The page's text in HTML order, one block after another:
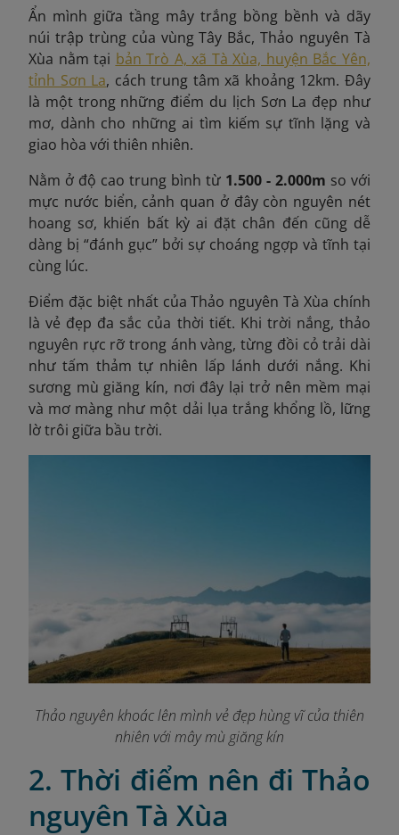
Ẩn mình giữa tầng mây trắng bồng bềnh và dãy
núi trập trùng của vùng Tây Bắc, Thảo nguyên Tà
Xùa nằm tại bản Trò A, xã Tà Xùa, huyện Bắc Yên,
tỉnh Sơn La, cách trung tâm xã khoảng 12km. Đây
là một trong những điểm du lịch Sơn La đẹp như
mơ, dành cho những ai tìm kiếm sự tĩnh lặng và
giao hòa với thiên nhiên.
Nằm ở độ cao trung bình từ 1.500 - 2.000m so với
mực nước biển, cảnh quan ở đây còn nguyên nét
hoang sơ, khiến bất kỳ ai đặt chân đến cũng dễ
dàng bị “đánh gục” bởi sự choáng ngợp và tĩnh tại
cùng lúc.
Điểm đặc biệt nhất của Thảo nguyên Tà Xùa chính
là vẻ đẹp đa sắc của thời tiết. Khi trời nắng, thảo
nguyên rực rỡ trong ánh vàng, từng đồi cỏ trải dài
như tấm thảm tự nhiên lấp lánh dưới nắng. Khi
sương mù giăng kín, nơi đây lại trở nên mềm mại
và mơ màng như một dải lụa trắng khổng lồ, lững
lờ trôi giữa bầu trời.
Thảo nguyên khoác lên mình vẻ đẹp hùng vĩ của thiên
nhiên với mây mù giăng kín
2. Thời điểm nên đi Thảo
nguyên Tà Xùa